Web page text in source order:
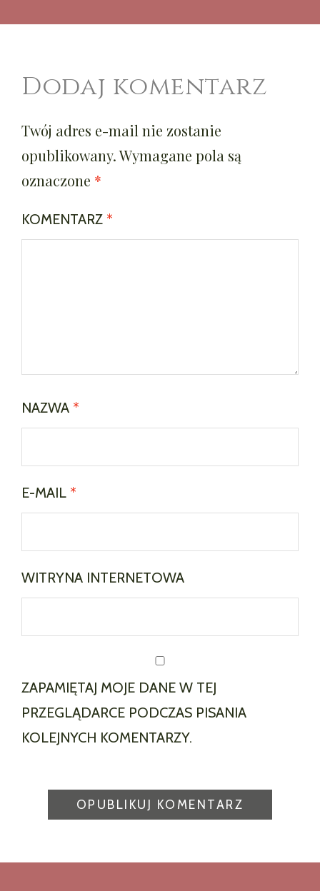
Dodaj komentarz
Twój adres e-mail nie zostanie
opublikowany.Wymagane pola są
oznaczone *
KOMENTARZ *
NAZWA *
E-MAIL *
WITRYNA INTERNETOWA
ZAPAMIĘTAJ MOJE DANE W TEJ
PRZEGLĄDARCE PODCZAS PISANIA
KOLEJNYCH KOMENTARZY.